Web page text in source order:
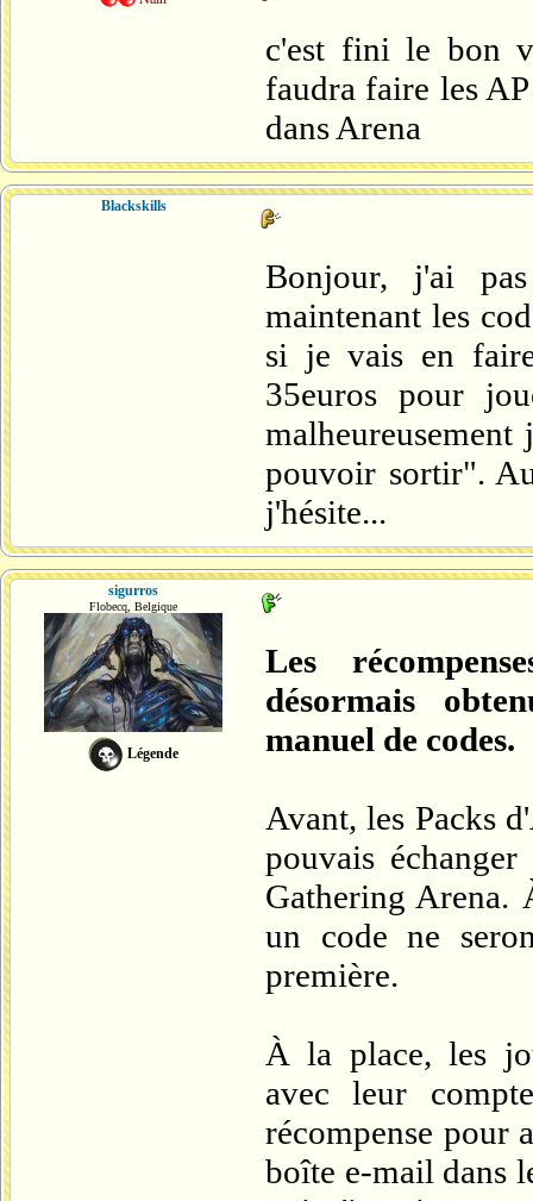
c'est fini le bon
faudra faire les
dans Arena
Blackskills
Bonjour, j'ai
maintenant les
si je vais en
35euros pour
pouvoir sortir".
j'hésite...
sigurros
Flobecq, Belgique
Légende
Les
désormais
manuel de codes.
Avant, les Packs
pouvais
Gathering Arena.
un code ne
première.
À la place, les
avec leur
récompense pour
boîte e-mail dans